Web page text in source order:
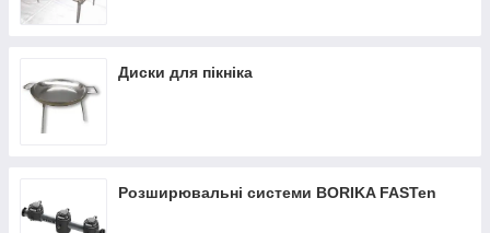
Диски для пікніка
Розширювальні системи BORIKA FASTen